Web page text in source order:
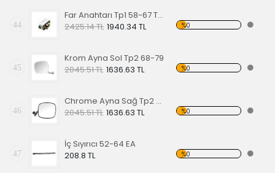
44
Far Anahtarı Tp1 58-67 Tp2 68-70 Tp3 64-67
2425.14 TL 1940.34 TL %0
45
Krom Ayna Sol Tp2 68-79
2045.51 TL 1636.63 TL %0
46
Chrome Ayna Sağ Tp2 68-79
2045.51 TL 1636.63 TL %0
47
İç Sıyırıcı 52-64 EA
208.8 TL
%0